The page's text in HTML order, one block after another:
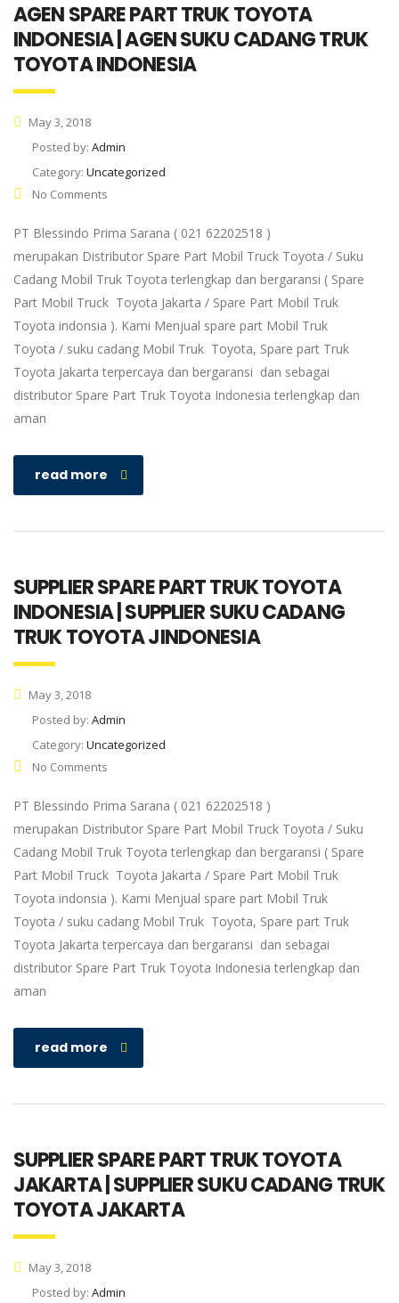
AGEN SPARE PART TRUK TOYOTA
INDONESIA | AGEN SUKU CADANG TRUK
TOYOTA INDONESIA
May 3, 2018
Posted by: Admin
Category: Uncategorized
No Comments
PT Blessindo Prima Sarana ( 021 62202518 )
merupakan Distributor Spare Part Mobil Truck Toyota / Suku
Cadang Mobil Truk Toyota terlengkap dan bergaransi ( Spare
Part Mobil Truck Toyota Jakarta / Spare Part Mobil Truk
Toyota indonsia ). Kami Menjual spare part Mobil Truk
Toyota / suku cadang Mobil Truk Toyota, Spare part Truk
Toyota Jakarta terpercaya dan bergaransi dan sebagai
distributor Spare Part Truk Toyota Indonesia terlengkap dan
aman
read more
SUPPLIER SPARE PART TRUK TOYOTA
INDONESIA | SUPPLIER SUKU CADANG
TRUK TOYOTA JINDONESIA
May 3, 2018
Posted by: Admin
Category: Uncategorized
No Comments
PT Blessindo Prima Sarana ( 021 62202518 )
merupakan Distributor Spare Part Mobil Truck Toyota / Suku
Cadang Mobil Truk Toyota terlengkap dan bergaransi ( Spare
Part Mobil Truck Toyota Jakarta / Spare Part Mobil Truk
Toyota indonsia ). Kami Menjual spare part Mobil Truk
Toyota / suku cadang Mobil Truk Toyota, Spare part Truk
Toyota Jakarta terpercaya dan bergaransi dan sebagai
distributor Spare Part Truk Toyota Indonesia terlengkap dan
aman
read more
SUPPLIER SPARE PART TRUK TOYOTA
JAKARTA | SUPPLIER SUKU CADANG TRUK
TOYOTA JAKARTA
May 3, 2018
Posted by: Admin